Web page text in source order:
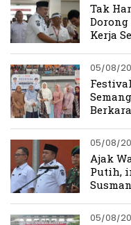
Tak
Kerja
05/08/
05/08/
Ajak
Putih,
05/08/